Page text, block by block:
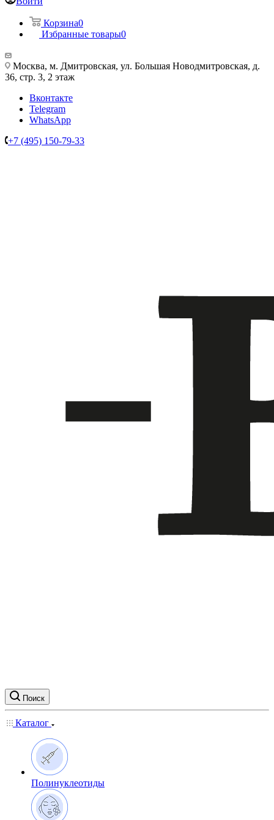
Корзина0
Избранные товары0
Москва, м. Дмитровская, ул. Большая Новодмитровская, д.
36, стр. 3, 2 этаж
Вконтакте
Telegram
WhatsApp
+7 (495) 150-79-33
Поиск
Каталог
Полинуклеотиды